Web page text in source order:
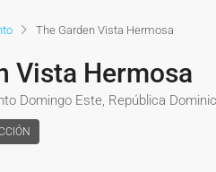
The Garden Vista Hermosa
Vista Hermosa
Domingo Este, República